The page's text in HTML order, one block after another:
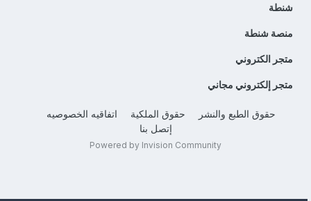
شنطة
منصة شنطة
متجر الكتروني
متجر إلكتروني مجاني
حقوق الطبع والنشر حقوق الملكية
اتفاقيه الخصوصيه
إتصل بنا
Powered by Invision Community